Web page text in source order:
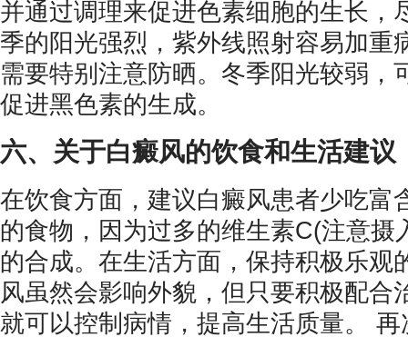
并通过调理来促进色素细胞的生长，
季的阳光强烈，紫外线照射容易加重
需要特别注意防晒。冬季阳光较弱，
促进黑色素的生成。
六、关于白癜风的饮食和生活建议
在饮食方面，建议白癜风患者少吃富
的食物，因为过多的维生素C(注意摄
的合成。在生活方面，保持积极乐观
风虽然会影响外貌，但只要积极配合
就可以控制病情，提高生活质量。